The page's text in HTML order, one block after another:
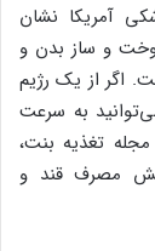
آمریکا نشان
و ساز بدن و
اگر از یک رژیم
به سرعت
تغذیه بنت،
مصرف قند و